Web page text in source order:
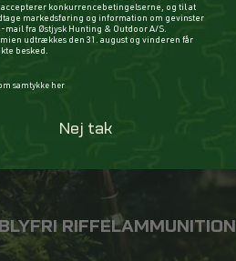
DEERHUNTER
BLYFRI RIFFELAMMUNITION
accepterer konkurrencebetingelserne, og til at
markedsføring og information om gevinster
mail fra Østjysk Hunting & Outdoor A/S.
udtrækkes den 31. august og vinderen får
besked.
samtykke her
Nej tak